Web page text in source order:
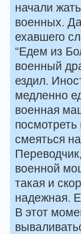
начали
военных.
ехавшего
“Едем из
военный
ездил.
медленно
военная
посмотреть
смеяться
военной
такая и
надежная.
В этот